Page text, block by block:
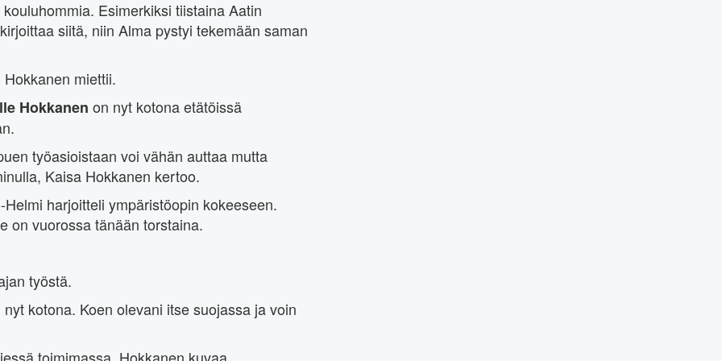
Esimerkiksi tiistaina Aatin
siitä, niin Alma pystyi tekemään saman
miettii.
Hokkanen on nyt kotona etätöissä
työasioistaan voi vähän auttaa mutta
Kaisa Hokkanen kertoo.
harjoitteli ympäristöopin kokeeseen.
on vuorossa tänään torstaina.
työstä.
kotona. Koen olevani itse suojassa ja voin
toimimassa, Hokkanen kuvaa.